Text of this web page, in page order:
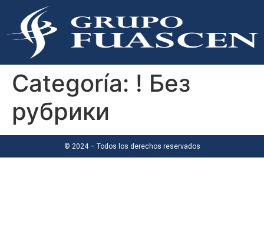
Categoría: ! Без
рубрики
© 2024 – Todos los derechos reservados